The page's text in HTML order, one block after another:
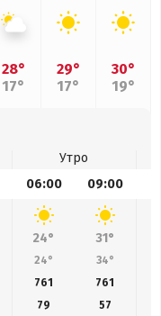
28°
17°
29°
17°
30°
19°
Утро
06:00 09:00
24° 31°
24° 34°
761 761
79 57